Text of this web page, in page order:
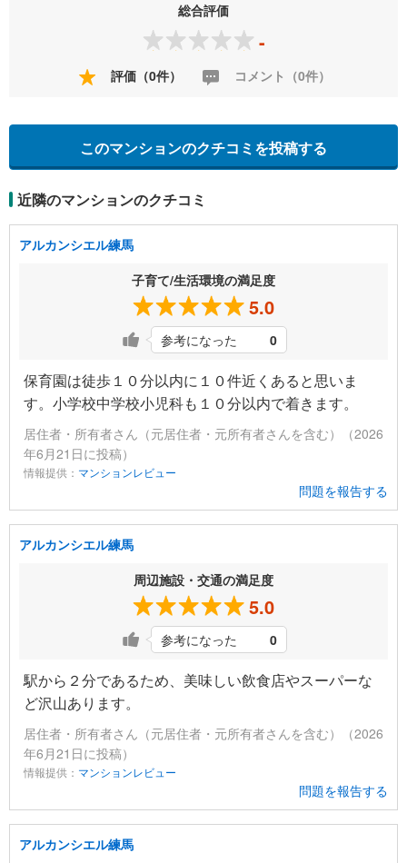
総合評価
-
評価（0件） コメント（0件）
このマンションのクチコミを投稿する
近隣のマンションのクチコミ
アルカンシエル練馬
子育て/生活環境の満足度
5.0
参考になった 0
保育園は徒歩１０分以内に１０件近くあると思いま
す。小学校中学校小児科も１０分以内で着きます。
居住者・所有者さん（元居住者・元所有者さんを含む）（2026
年6月21日に投稿）
情報提供： マンションレビュー
問題を報告する
アルカンシエル練馬
周辺施設・交通の満足度
5.0
参考になった 0
駅から２分であるため、美味しい飲食店やスーパーな
ど沢山あります。
居住者・所有者さん（元居住者・元所有者さんを含む）（2026
年6月21日に投稿）
情報提供： マンションレビュー
問題を報告する
アルカンシエル練馬